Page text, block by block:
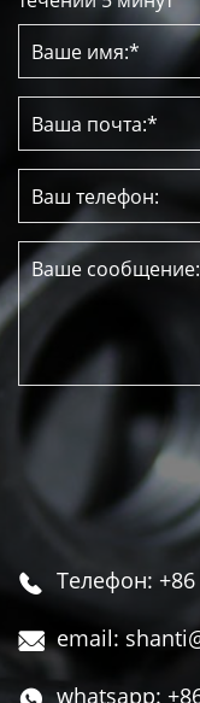
 Телефон:
 email:
whatsapp: